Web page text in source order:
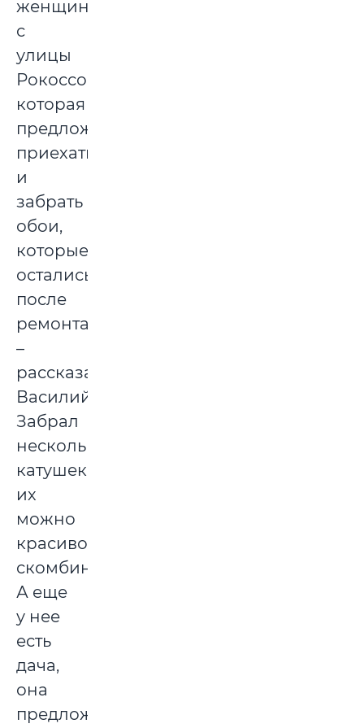
женщина
с
улицы
Рокоссовского,
которая
предложила
приехать
и
забрать
обои,
которые
остались
после
ремонта,
–
рассказала
Василий.
Забрал
несколько
катушек,
их
можно
красиво
скомбинировать.
А еще
у нее
есть
дача,
она
предложила